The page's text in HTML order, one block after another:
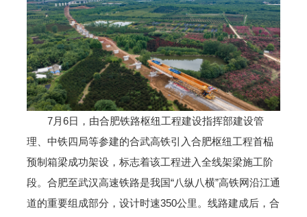
7月6日，由合肥铁路枢纽工程建设指挥部建设管
理、中铁四局等参建的合武高铁引入合肥枢纽工程首榀
预制箱梁成功架设，标志着该工程进入全线架梁施工阶
段。合肥至武汉高速铁路是我国“八纵八横”高铁网沿江通
道的重要组成部分，设计时速350公里。线路建成后，合